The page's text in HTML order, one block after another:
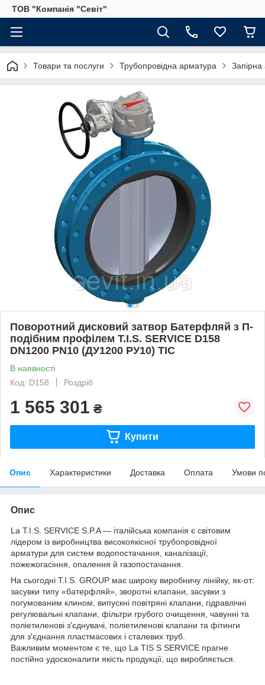
ТОВ "Компанія "Севіт"
Товари та послуги Трубопровідна арматура Запірна
Поворотний дисковий затвор Батерфляй з П-
подібним профілем T.I.S. SERVICE D158
DN1200 PN10 (ДУ1200 РУ10) ТІС
В наявності
Код: D158
Роздріб
1 565 301 ₴
Купити
Опис Характеристики Доставка Оплата Умови
Опис
La T.I.S. SERVICE S.P.A — італійська компанія є світовим
лідером із виробництва високоякісної трубопровідної
арматури для систем водопостачання, каналізації,
пожежогасіння, опалення й газопостачання.
На сьогодні T.I.S. GROUP має широку виробничу лінійку, як-от:
засувки типу «батерфляй», зворотні клапани, засувки з
погумованим клином, випускні повітряні клапани, гідравлічні
регулювальні клапани, фільтри грубого очищення, чавунні та
поліетиленові з'єднувачі, поліетиленові клапани та фітинги
для з'єднання пластмасових і сталевих труб.
Важливим моментом є те, що La TIS S SERVICE прагне
постійно удосконалити якість продукції, що виробляється.